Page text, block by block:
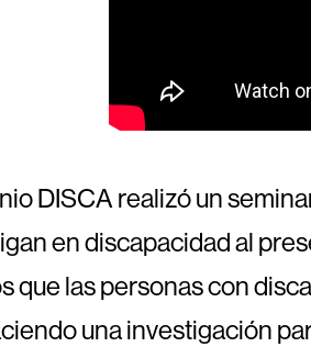
DISCA realizó un
en discapacidad al
que las personas con
una investigación